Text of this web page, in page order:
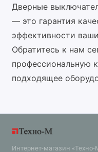
Дверные
— это гарантия
эффективности
Обратитесь к нам
профессиональную
подходящее
Интернет-магазин «Техно-